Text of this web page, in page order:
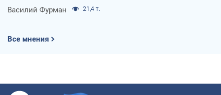
Василий Фурман 21,4 т.
Все мнения